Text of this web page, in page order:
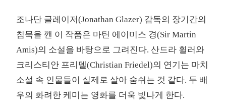
조나단 글레이저(Jonathan Glazer) 감독의 장기간의
침묵을 깬 이 작품은 마틴 에이미스 경(Sir Martin
Amis)의 소설을 바탕으로 그려진다. 산드라 휠러와
크리스티안 프리델(Christian Friedel)의 연기는 마치
소설 속 인물들이 실제로 살아 숨쉬는 것 같다. 두 배
우의 화려한 케미는 영화를 더욱 빛나게 한다.